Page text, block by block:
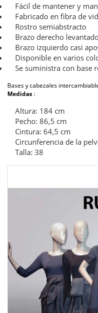
Fácil de mantener y
Fabricado en fibra de
Rostro semiabstracto
Brazo derecho
Brazo izquierdo casi
Disponible en varios
Se suministra con base
Bases y cabezales
Medidas :
Altura: 184 cm
Pecho: 86,5 cm
Cintura: 64,5 cm
Circunferencia de la
Talla: 38